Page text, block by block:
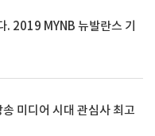
. 2019 MYNB 뉴발란스 기
미디어 시대 관심사 최고